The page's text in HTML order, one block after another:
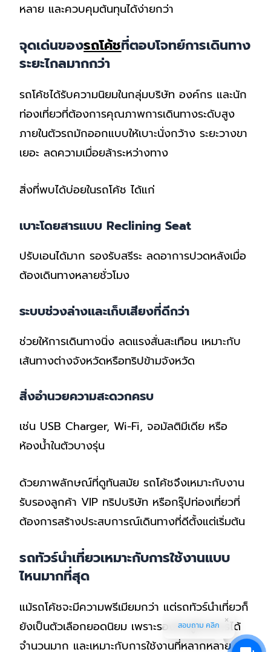
หลาย และควบคุมต้นทุนได้ง่ายกว่า
จุดเด่นของรถโค้ชที่ตอบโจทย์การเดินทาง
ระยะไกลมากกว่า
รถโค้ชได้รับความนิยมในกลุ่มบริษัท องค์กร และนัก
ท่องเที่ยวที่ต้องการคุณภาพการเดินทางระดับสูง
ภายในตัวรถมักออกแบบให้เบาะนั่งกว้าง ระยะวางขา
เยอะ ลดความเมื่อยล้าระหว่างทาง
สิ่งที่พบได้บ่อยในรถโค้ช ได้แก่
เบาะโดยสารแบบ Reclining Seat
ปรับเอนได้มาก รองรับสรีระ ลดอาการปวดหลังเมื่อ
ต้องเดินทางหลายชั่วโมง
ระบบช่วงล่างและเก็บเสียงที่ดีกว่า
ช่วยให้การเดินทางนิ่ง ลดแรงสั่นสะเทือน เหมาะกับ
เส้นทางต่างจังหวัดหรือทริปข้ามจังหวัด
สิ่งอำนวยความสะดวกครบ
เช่น USB Charger, Wi-Fi, จอมัลติมีเดีย หรือ
ห้องน้ำในตัวบางรุ่น
ด้วยภาพลักษณ์ที่ดูทันสมัย รถโค้ชจึงเหมาะกับงาน
รับรองลูกค้า VIP ทริปบริษัท หรือกรุ๊ปท่องเที่ยวที่
ต้องการสร้างประสบการณ์เดินทางที่ดีตั้งแต่เริ่มต้น
รถทัวร์นำเที่ยวเหมาะกับการใช้งานแบบ
ไหนมากที่สุด
แม้รถโค้ชจะมีความพรีเมียมกว่า แต่รถทัวร์นำเที่ยวก็
ยังเป็นตัวเลือกยอดนิยม เพราะรองรับผู้โดยสารได้
จำนวนมาก และเหมาะกับการใช้งานที่หลากหลาย
สอบถาม คลิก